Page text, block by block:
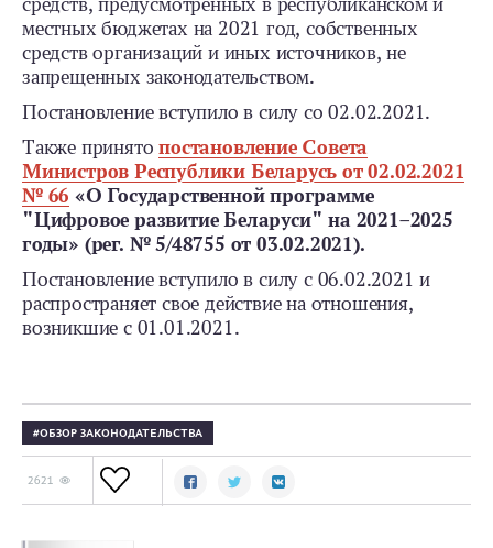
местных бюджетах на 2021 год, собственных
средств организаций и иных источников, не
запрещенных законодательством.
Постановление вступило в силу со 02.02.2021.
Также принятопостановление Совета
Министров Республики Беларусь от 02.02.2021
№ 66 «О Государственной программе
"Цифровое развитие Беларуси" на 2021–2025
годы» (рег. № 5/48755 от 03.02.2021).
Постановление вступило в силу с 06.02.2021 и
распространяет свое действие на отношения,
возникшие с 01.01.2021.
ОБЗОР ЗАКОНОДАТЕЛЬСТВА
2621